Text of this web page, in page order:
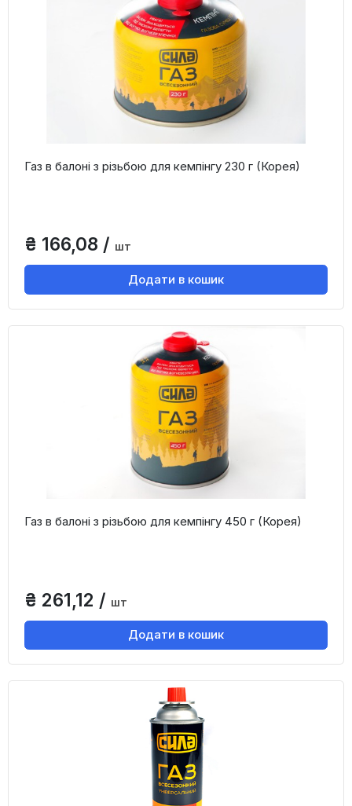
Газ в балоні з різьбою для кемпінгу 230 г (Корея)
₴ 166,08 / шт
Додати в кошик
Газ в балоні з різьбою для кемпінгу 450 г (Корея)
₴ 261,12 / шт
Додати в кошик